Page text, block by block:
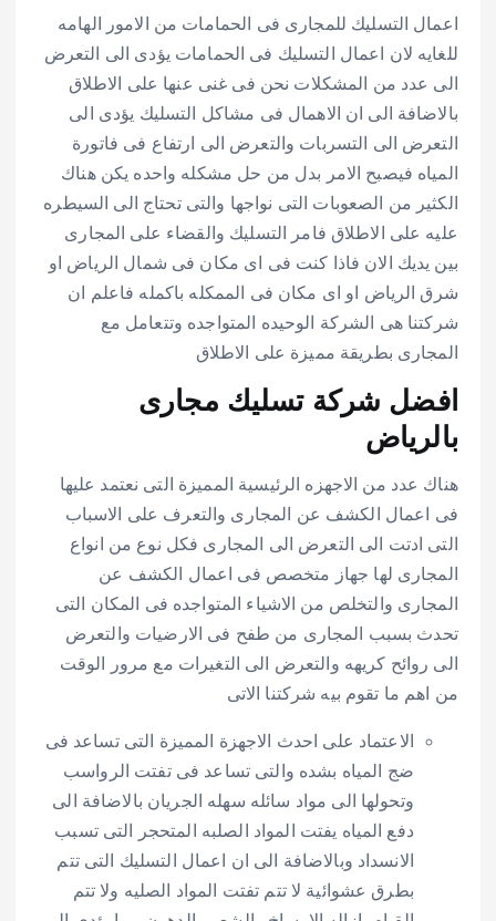
اعمال التسليك للمجارى فى الحمامات من الامور الهامه
للغايه لان اعمال التسليك فى الحمامات يؤدى الى التعرض
الى عدد من المشكلات نحن فى غنى عنها على الاطلاق
بالاضافة الى ان الاهمال فى مشاكل التسليك يؤدى الى
التعرض الى التسربات والتعرض الى ارتفاع فى فاتورة
المياه فيصبح الامر بدل من حل مشكله واحده يكن هناك
الكثير من الصعوبات التى نواجها والتى تحتاج الى السيطره
عليه على الاطلاق فامر التسليك والقضاء على المجارى
بين يديك الان فاذا كنت فى اى مكان فى شمال الرياض او
شرق الرياض او اى مكان فى الممكله باكمله فاعلم ان
شركتنا هى الشركة الوحيده المتواجده وتتعامل مع
المجارى بطريقة مميزة على الاطلاق
افضل شركة تسليك مجارى
بالرياض
هناك عدد من الاجهزه الرئيسية المميزة التى نعتمد عليها
فى اعمال الكشف عن المجارى والتعرف على الاسباب
التى ادتت الى التعرض الى المجارى فكل نوع من انواع
المجارى لها جهاز متخصص فى اعمال الكشف عن
المجارى والتخلص من الاشياء المتواجده فى المكان التى
تحدث بسبب المجارى من طفح فى الارضيات والتعرض
الى روائح كريهه والتعرض الى التغيرات مع مرور الوقت
من اهم ما تقوم بيه شركتنا الاتى
الاعتماد على احدث الاجهزة المميزة التى تساعد فى
ضج المياه بشده والتى تساعد فى تفتت الرواسب
وتحولها الى مواد سائله سهله الجريان بالاضافة الى
دفع المياه يفتت المواد الصلبه المتحجر التى تسبب
الانسداد وبالاضافة الى ان اعمال التسليك التى تتم
بطرق عشوائية لا تتم تفتت المواد الصليه ولا تتم